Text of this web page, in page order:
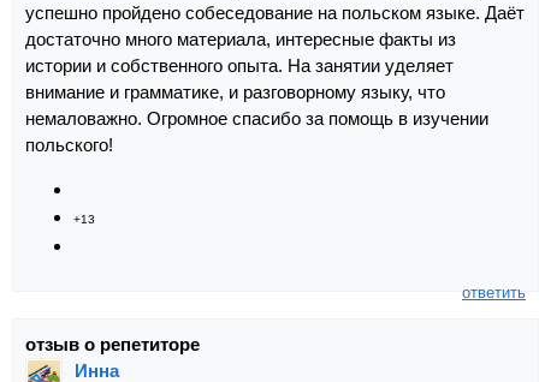
успешно пройдено собеседование на польском языке. Даёт
достаточно много материала, интересные факты из
истории и собственного опыта. На занятии уделяет
внимание и грамматике, и разговорному языку, что
немаловажно. Огромное спасибо за помощь в изучении
польского!
+13
ответить
отзыв о репетиторе
Инна